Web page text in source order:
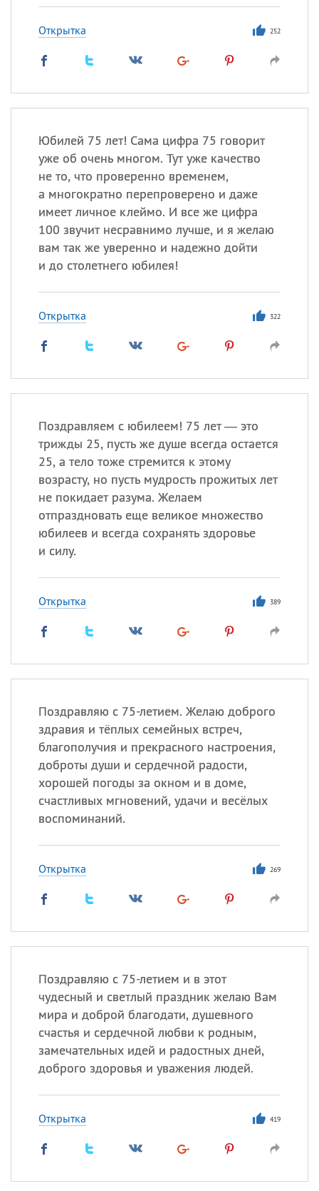
Открытка 252
Юбилей 75 лет! Сама цифра 75 говорит
уже об очень многом. Тут уже качество
не то, что проверенно временем,
а многократно перепроверено и даже
имеет личное клеймо. И все же цифра
100 звучит несравнимо лучше, и я желаю
вам так же уверенно и надежно дойти
и до столетнего юбилея!
Открытка 322
Поздравляем с юбилеем! 75 лет — это
трижды 25, пусть же душе всегда остается
25, а тело тоже стремится к этому
возрасту, но пусть мудрость прожитых лет
не покидает разума. Желаем
отпраздновать еще великое множество
юбилеев и всегда сохранять здоровье
и силу.
Открытка 389
Поздравляю с 75-летием. Желаю доброго
здравия и тёплых семейных встреч,
благополучия и прекрасного настроения,
доброты души и сердечной радости,
хорошей погоды за окном и в доме,
счастливых мгновений, удачи и весёлых
воспоминаний.
Открытка 269
Поздравляю с 75-летием и в этот
чудесный и светлый праздник желаю Вам
мира и доброй благодати, душевного
счастья и сердечной любви к родным,
замечательных идей и радостных дней,
доброго здоровья и уважения людей.
Открытка 419